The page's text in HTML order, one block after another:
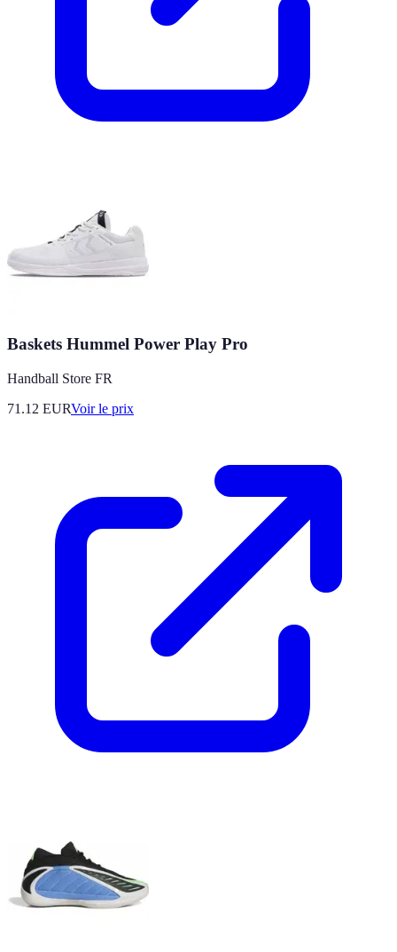
Baskets Hummel Power Play Pro
Handball Store FR
71.12 EURVoir le prix